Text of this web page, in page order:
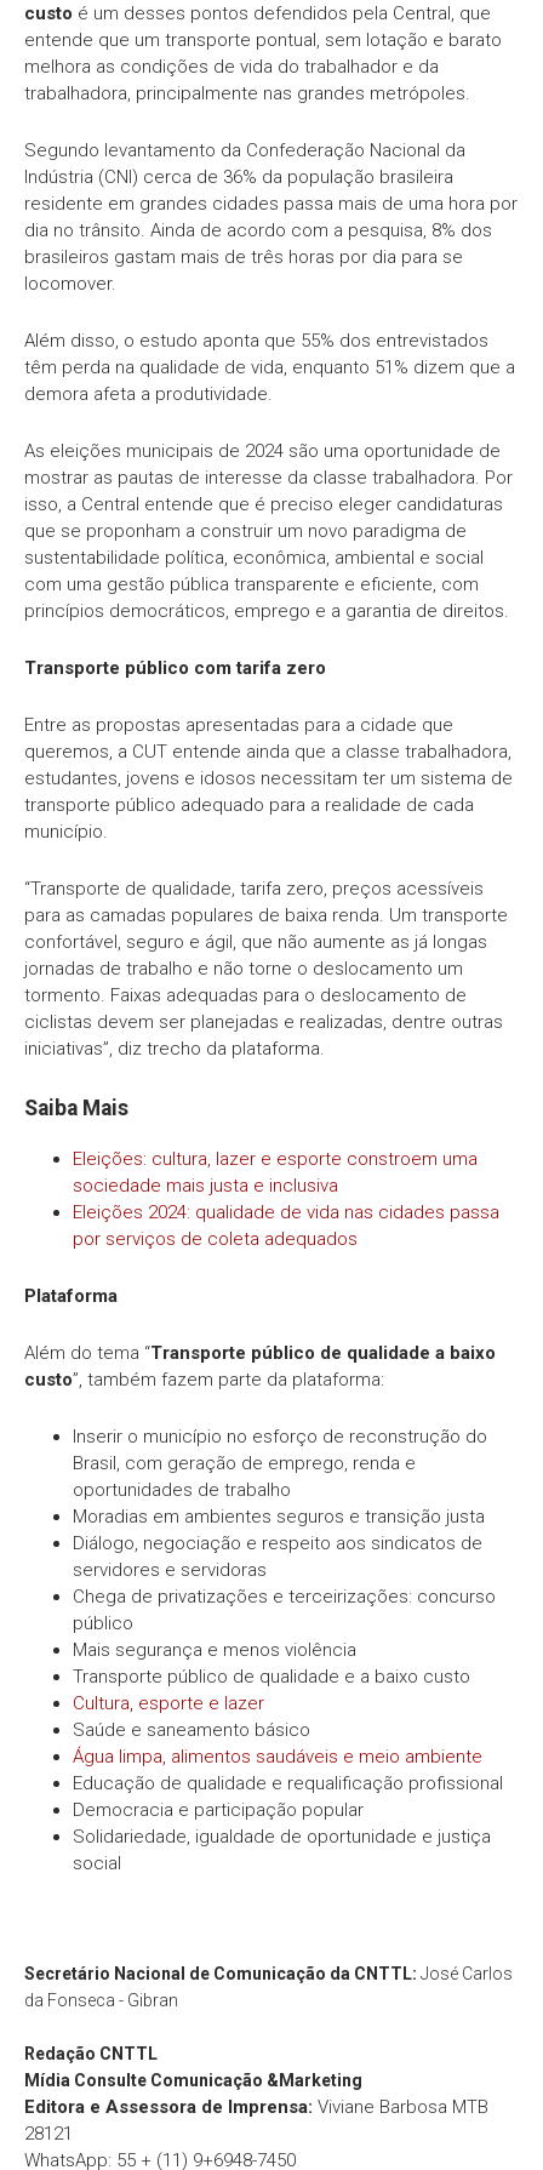
custo é um desses pontos defendidos pela Central, que
entende que um transporte pontual, sem lotação e barato
melhora as condições de vida do trabalhador e da
trabalhadora, principalmente nas grandes metrópoles.
Segundo levantamento da Confederação Nacional da
Indústria (CNI) cerca de 36% da população brasileira
residente em grandes cidades passa mais de uma hora por
dia no trânsito. Ainda de acordo com a pesquisa, 8% dos
brasileiros gastam mais de três horas por dia para se
locomover.
Além disso, o estudo aponta que 55% dos entrevistados
têm perda na qualidade de vida, enquanto 51% dizem que a
demora afeta a produtividade.
As eleições municipais de 2024 são uma oportunidade de
mostrar as pautas de interesse da classe trabalhadora. Por
isso, a Central entende que é preciso eleger candidaturas
que se proponham a construir um novo paradigma de
sustentabilidade política, econômica, ambiental e social
com uma gestão pública transparente e eficiente, com
princípios democráticos, emprego e a garantia de direitos.
Transporte público com tarifa zero
Entre as propostas apresentadas para a cidade que
queremos, a CUT entende ainda que a classe trabalhadora,
estudantes, jovens e idosos necessitam ter um sistema de
transporte público adequado para a realidade de cada
município.
“Transporte de qualidade, tarifa zero, preços acessíveis
para as camadas populares de baixa renda. Um transporte
confortável, seguro e ágil, que não aumente as já longas
jornadas de trabalho e não torne o deslocamento um
tormento. Faixas adequadas para o deslocamento de
ciclistas devem ser planejadas e realizadas, dentre outras
iniciativas”, diz trecho da plataforma.
Saiba Mais
Eleições: cultura, lazer e esporte constroem uma
sociedade mais justa e inclusiva
Eleições 2024: qualidade de vida nas cidades passa
por serviços de coleta adequados
Plataforma
Além do tema “Transporte público de qualidade a baixo
custo”, também fazem parte da plataforma:
Inserir o município no esforço de reconstrução do
Brasil, com geração de emprego, renda e
oportunidades de trabalho
Moradias em ambientes seguros e transição justa
Diálogo, negociação e respeito aos sindicatos de
servidores e servidoras
Chega de privatizações e terceirizações: concurso
público
Mais segurança e menos violência
Transporte público de qualidade e a baixo custo
Cultura, esporte e lazer
Saúde e saneamento básico
Água limpa, alimentos saudáveis e meio ambiente
Educação de qualidade e requalificação profissional
Democracia e participação popular
Solidariedade, igualdade de oportunidade e justiça
social
Secretário Nacional de Comunicação da CNTTL: José Carlos
da Fonseca - Gibran
Redação CNTTL
Mídia Consulte Comunicação &Marketing
Editora e Assessora de Imprensa: Viviane Barbosa MTB
28121
WhatsApp: 55 + (11) 9+6948-7450